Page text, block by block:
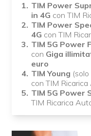
TIM Power
in 4G con TIM
TIM Power
4G con TIM
TIM 5G Power
con Giga
euro
TIM Young
con TIM
TIM 5G Power
TIM Ricarica